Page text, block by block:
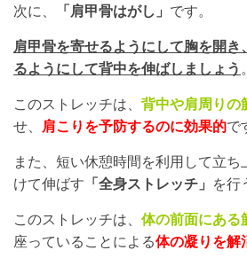
次に、
「肩甲骨はがし」 です。
肩甲骨を寄せるようにして胸を開
るようにして背中を伸ばしましょう。
このストレッチは、 背中や肩周りの
せ、 肩こりを予防するのに効果的で
また、短い休憩時間を利用して立
けて伸ばす 「全身ストレッチ」 を行
このストレッチは、 体の前面にある
座っていることによる体の凝りを解